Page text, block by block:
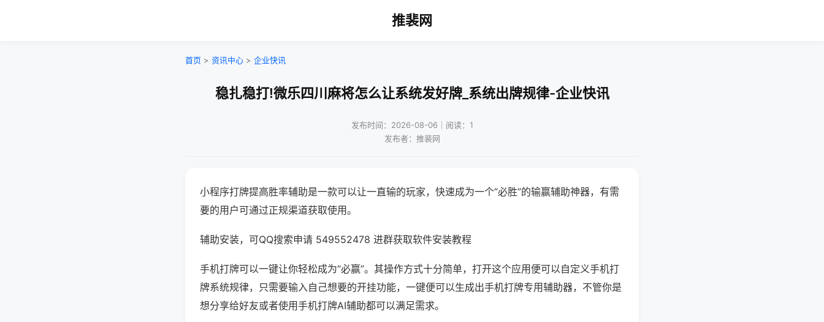
推裴网
首页 > 资讯中心 > 企业快讯
稳扎稳打!微乐四川麻将怎么让系统发好牌_系统出牌规律-企业快讯
发布时间：2026-08-06｜阅读：1
发布者：推裴网
小程序打牌提高胜率辅助是一款可以让一直输的玩家，快速成为一个“必胜”的输赢辅助神器，有需
要的用户可通过正规渠道获取使用。
辅助安装，可QQ搜索申请 549552478 进群获取软件安装教程
手机打牌可以一键让你轻松成为“必赢”。其操作方式十分简单，打开这个应用便可以自定义手机打
牌系统规律，只需要输入自己想要的开挂功能，一键便可以生成出手机打牌专用辅助器，不管你是
想分享给好友或者使用手机打牌AI辅助都可以满足需求。